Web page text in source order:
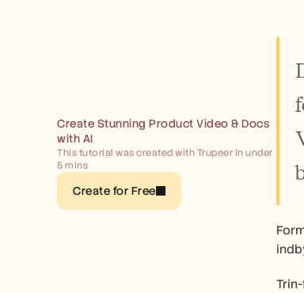
Create Stunning Product Video & Docs
with AI
This tutorial was created with Trupeer in under
5 mins
Create for Free